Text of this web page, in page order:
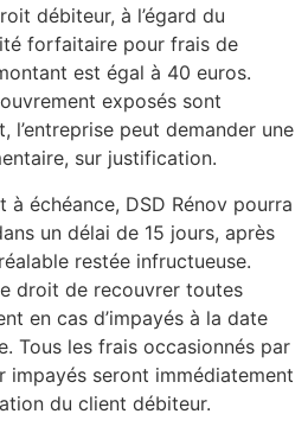
débiteur, à l’égard du
forfaitaire pour frais de
est égal à 40 euros.
exposés sont
l’entreprise peut demander une
sur justification.
à échéance, DSD Rénov pourra
un délai de 15 jours, après
restée infructueuse.
droit de recouvrer toutes
en cas d’impayés à la date
Tous les frais occasionnés par
impayés seront immédiatement
du client débiteur.